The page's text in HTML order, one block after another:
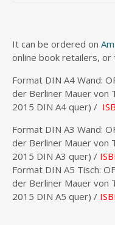
It can be ordered on
online book retailers, or
Format DIN A4 Wand:
der Berliner Mauer von
2015 DIN A4 quer) /
Format DIN A3 Wand:
der Berliner Mauer von
2015 DIN A3 quer) /
Format DIN A5 Tisch:
der Berliner Mauer von
2015 DIN A5 quer) /